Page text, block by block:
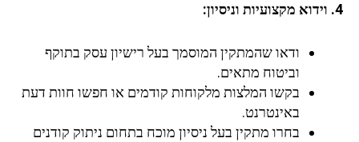
4. וידוא מקצועיות וניסיון:
ודאו שהמתקין המוסמך בעל רישיון עסק בתוקף
וביטוח מתאים.
בקשו המלצות מלקוחות קודמים או חפשו חוות דעת
באינטרנט.
בחרו מתקין בעל ניסיון מוכח בתחום ניתוק קודנים